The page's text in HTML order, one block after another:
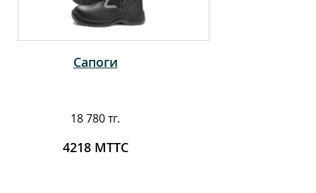
Сапоги
18 780 тг.
4218 МТТС